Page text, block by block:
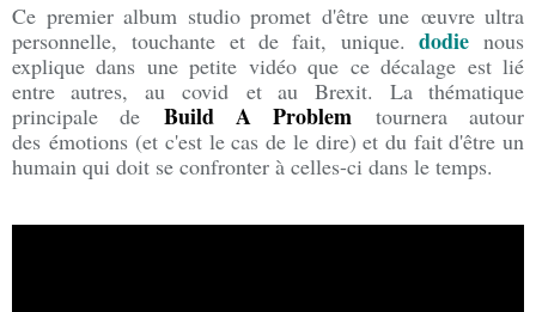
Ce premier album studio promet d'être une œuvre ultra
personnelle, touchante et de fait, unique. dodie nous
explique dans une petite vidéo que ce décalage est lié
entre autres, au covid et au Brexit. La thématique
principale de Build A Problem tournera autour
des émotions (et c'est le cas de le dire) et du fait d'être un
humain qui doit se confronter à celles-ci dans le temps.